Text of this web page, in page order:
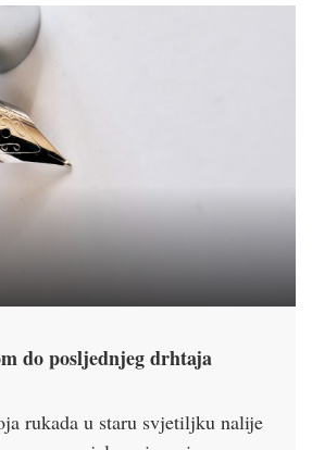
do posljednjeg drhtaja
rukada u staru svjetiljku nalije